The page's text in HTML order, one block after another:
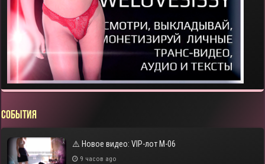
СОБЫТИЯ
⚠️ Новое видео: VIP-лот M-06
9 часов ago